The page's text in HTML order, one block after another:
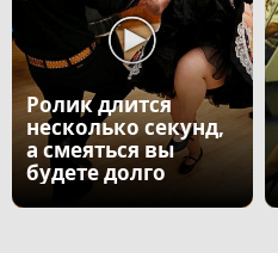
Ролик длится
несколько секунд,
а смеяться вы
будете долго